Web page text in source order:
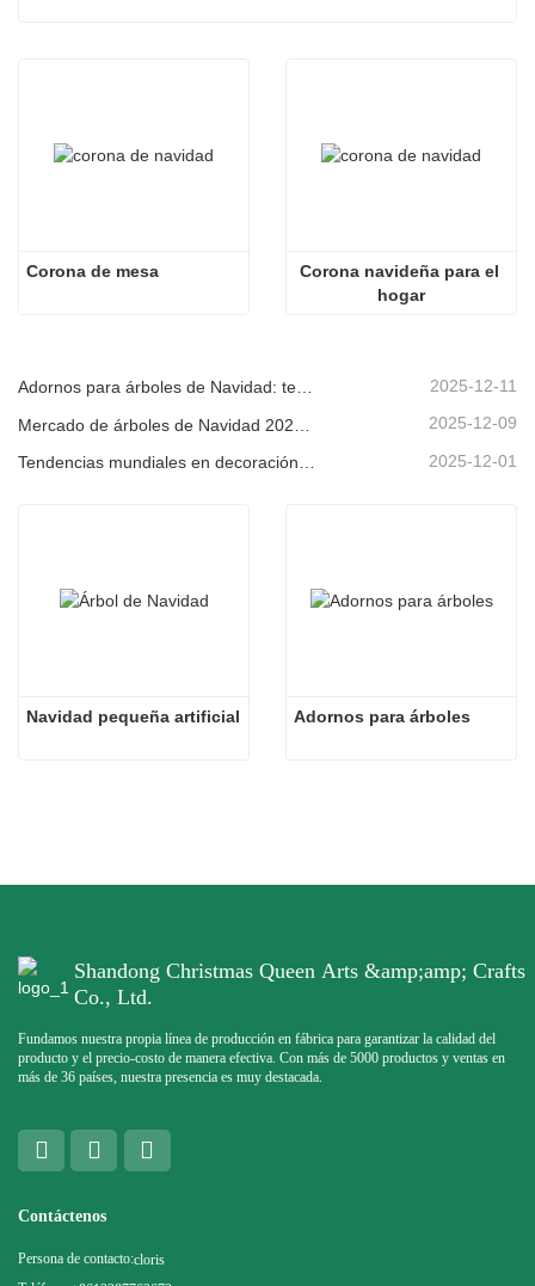
Corona de mesa
Corona navideña para el
hogar
Adornos para árboles de Navidad: tendencias del mercado, información sobre la cadena de suministro y guía de adquisiciones 2025 2025-12-11
2025-12-09
2025-12-01
Navidad pequeña artificial Adornos para árboles
Shandong Christmas Queen Arts &amp;amp; Crafts
Co., Ltd.
Fundamos nuestra propia línea de producción en fábrica para garantizar la calidad del
producto y el precio-costo de manera efectiva. Con más de 5000 productos y ventas en
más de 36 países, nuestra presencia es muy destacada.
Contáctenos
Persona de contacto:cloris